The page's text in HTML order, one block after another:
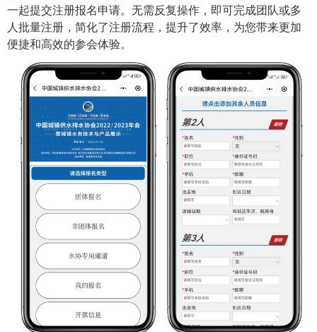
一起提交注册报名申请。无需反复操作，即可完成团队或多
人批量注册，简化了注册流程，提升了效率，为您带来更加
便捷和高效的参会体验。